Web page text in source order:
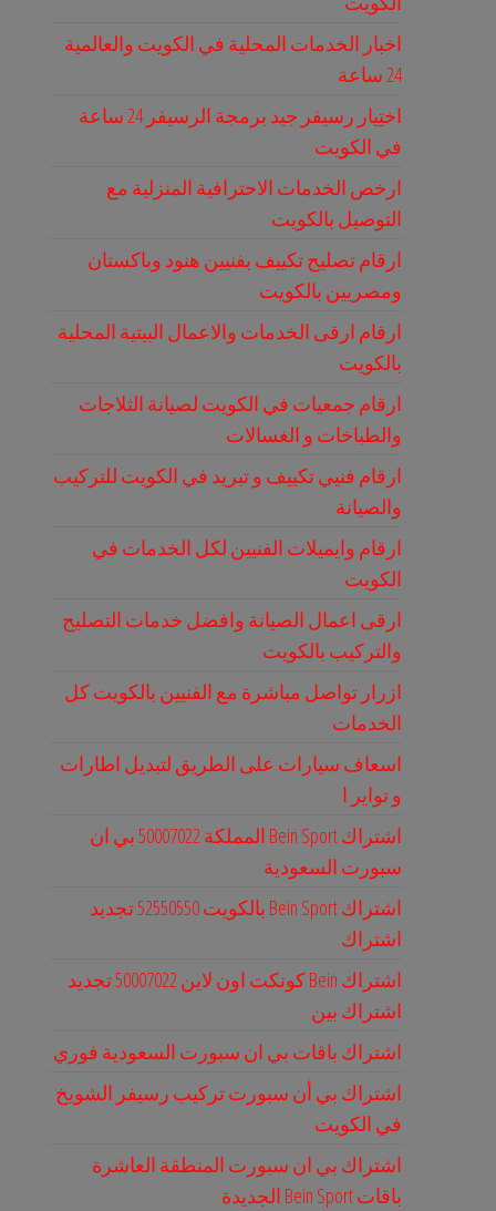
اخبار الخدمات المحلية في الكويت والعالمية
24 ساعة
اختِيار رسيفر جيد برمجة الرسيفر 24 ساعة
في الكويت
ارخص الخدمات الاحترافية المنزلية مع
التوصيل بالكويت
ارقام تصليح تكييف بفنيين هنود وباكستان
ومصريين بالكويت
ارقام ارقى الخدمات والاعمال البيتية المحلية
بالكويت
ارقام جمعيات في الكويت لصيانة الثلاجات
والطباخات و الغسالات
ارقام فنيي تكييف و تبريد في الكويت للتركيب
والصيانة
ارقام وايميلات الفنيين لكل الخدمات في
الكويت
ارقى اعمال الصيانة وافضل خدمات التصليح
والتركيب بالكويت
ازرار تواصل مباشرة مع الفنيين بالكويت كل
الخدمات
اسعاف سيارات على الطريق لتبديل اطارات
و تواير ا
اشتراك Bein Sport المملكة 50007022 بي ان
سبورت السعودية
اشتراك Bein Sport بالكويت 52550550 تجديد
اشتراك
اشتراك Bein كونكت اون لاين 50007022 تجديد
اشتراك بين
اشتراك باقات بي ان سبورت السعودية فوري
اشتراك بي أن سبورت تركيب رسيفر الشويخ
في الكويت
اشتراك بي ان سبورت المنطقة العاشرة
باقات Bein Sport الجديدة